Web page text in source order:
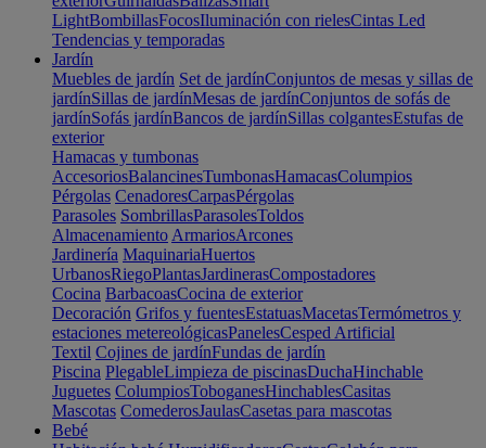
LightBombillasFocosIluminación con rielesCintas Led
Tendencias y temporadas
Jardín
Muebles de jardín Set de jardínConjuntos de mesas y sillas de
jardínSillas de jardínMesas de jardínConjuntos de sofás de
jardínSofás jardínBancos de jardínSillas colgantesEstufas de
exterior
Hamacas y tumbonas
AccesoriosBalancinesTumbonasHamacasColumpios
Pérgolas CenadoresCarpasPérgolas
Parasoles SombrillasParasolesToldos
Almacenamiento ArmariosArcones
Jardinería MaquinariaHuertos
UrbanosRiegoPlantasJardinerasCompostadores
Cocina BarbacoasCocina de exterior
Decoración Grifos y fuentesEstatuasMacetasTermómetros y
estaciones metereológicasPanelesCesped Artificial
Textil Cojines de jardínFundas de jardín
Piscina PlegableLimpieza de piscinasDuchaHinchable
Juguetes ColumpiosToboganesHinchablesCasitas
Mascotas ComederosJaulasCasetas para mascotas
Bebé